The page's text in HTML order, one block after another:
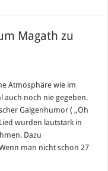
Magath zu
Atmosphäre wie im
auch noch nie gegeben.
Galgenhumor ( „Oh
wurden lautstark in
Dazu
man nicht schon 27